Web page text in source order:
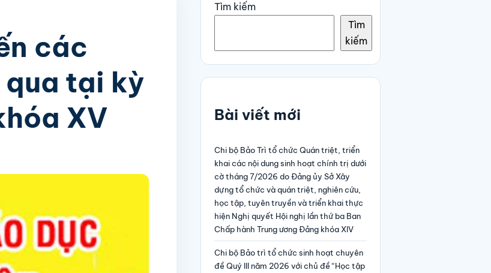
các
tại kỳ
XV
Tìm kiếm
Tìm
kiếm
Bài viết mới
Chi bộ Bảo Trì tổ chức Quán triệt, triển
khai các nội dung sinh hoạt chính trị dưới
cờ tháng 7/2026 do Đảng ủy Sở Xây
dựng tổ chức và quán triệt, nghiên cứu,
học tập, tuyên truyền và triển khai thực
hiện Nghị quyết Hội nghị lần thứ ba Ban
Chấp hành Trung ương Đảng khóa XIV
Chi bộ Bảo trì tổ chức sinh hoạt chuyên
đề Quý III năm 2026 với chủ đề “Học tập